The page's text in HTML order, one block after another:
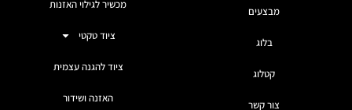
מבצעים
בלוג
קטלוג
צור קשר
מכשיר לגילוי האזנות
ציוד טקטי
ציוד להגנה עצמית
האזנה ושידור